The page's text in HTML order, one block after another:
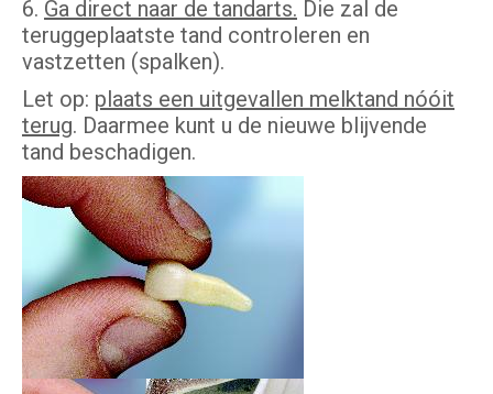
6. Ga direct naar de tandarts. Die zal de
teruggeplaatste tand controleren en
vastzetten (spalken).
Let op: plaats een uitgevallen melktand nóóit
terug. Daarmee kunt u de nieuwe blijvende
tand beschadigen.